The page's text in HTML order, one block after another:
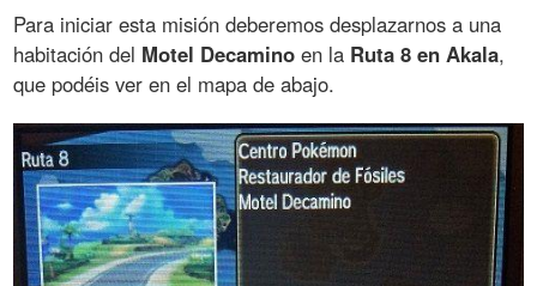
Para iniciar esta misión deberemos desplazarnos a una
habitación del Motel Decamino en la Ruta 8 en Akala,
que podéis ver en el mapa de abajo.